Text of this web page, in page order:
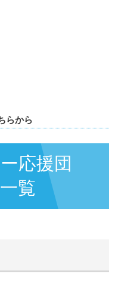
らから
ー応援団
覧